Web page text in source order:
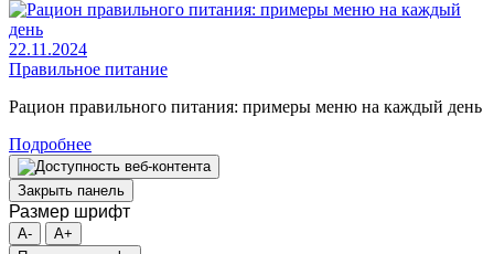
22.11.2024
Правильное питание
Рацион правильного питания: примеры меню на каждый день
Подробнее
Закрыть панель
Размер шрифт
A-
A+